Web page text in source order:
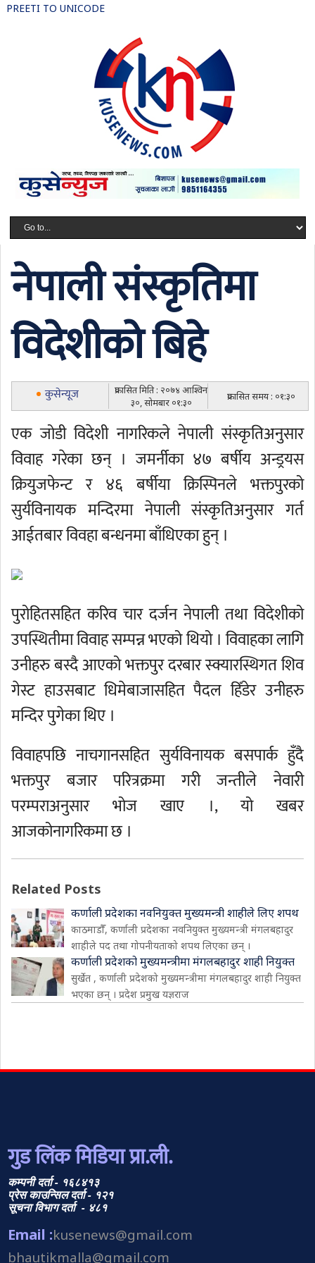
PREETI TO UNICODE
नेपाली संस्कृतिमा
विदेशीको बिहे
कुसेन्यूज
प्रकासित मिति : २०७४ आश्विन
३०, सोमबार ०१:३०
प्रकासित समय : ०१:३०
एक जोडी विदेशी नागरिकले नेपाली संस्कृतिअनुसार
विवाह गरेका छन् । जमर्नीका ४७ बर्षीय अन्ड्रयस
क्रियुजफेन्ट र ४६ बर्षीया क्रिस्पिनले भक्तपुरको
सुर्यविनायक मन्दिरमा नेपाली संस्कृतिअनुसार गर्त
आईतबार विवहा बन्धनमा बाँधिएका हुन् ।
पुरोहितसहित करिव चार दर्जन नेपाली तथा विदेशीको
उपस्थितीमा विवाह सम्पन्न भएको थियो । विवाहका लागि
उनीहरु बस्दै आएको भक्तपुर दरबार स्क्यारस्थिगत शिव
गेस्ट हाउसबाट धिमेबाजासहित पैदल हिँडेर उनीहरु
मन्दिर पुगेका थिए ।
विवाहपछि नाचगानसहित सुर्यविनायक बसपार्क हुँदै
भक्तपुर बजार परित्रक्रमा गरी जन्तीले नेवारी
परम्पराअनुसार भोज खाए ।, यो खबर
आजकोनागरिकमा छ ।
Related Posts
कर्णाली प्रदेशका नवनियुक्त मुख्यमन्त्री शाहीले लिए शपथ
काठमाडौँ, कर्णाली प्रदेशका नवनियुक्त मुख्यमन्त्री मंगलबहादुर
शाहीले पद तथा गोपनीयताको शपथ लिएका छन् ।
कर्णाली प्रदेशको मुख्यमन्त्रीमा मंगलबहादुर शाही नियुक्त
सुर्खेत , कर्णाली प्रदेशको मुख्यमन्त्रीमा मंगलबहादुर शाही नियुक्त
भएका छन् । प्रदेश प्रमुख यज्ञराज
गुड लिंक मिडिया प्रा.ली.
कम्पनी दर्ता - १६८४१३
प्रेस काउन्सिल दर्ता - १२१
सूचना विभाग दर्ता - ४८१
Email :kusenews@gmail.com
bhautikmalla@gmail.com